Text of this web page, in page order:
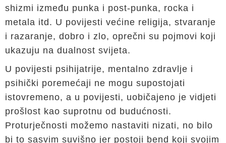
shizmi između punka i post-punka, rocka i
metala itd. U povijesti većine religija, stvaranje
i razaranje, dobro i zlo, oprečni su pojmovi koji
ukazuju na dualnost svijeta.
U povijesti psihijatrije, mentalno zdravlje i
psihički poremećaji ne mogu supostojati
istovremeno, a u povijesti, uobičajeno je vidjeti
prošlost kao suprotnu od budućnosti.
Proturječnosti možemo nastaviti nizati, no bilo
bi to sasvim suvišno jer postoji bend koji svojim